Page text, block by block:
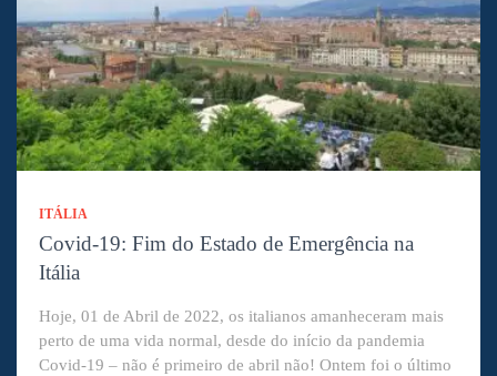
ITÁLIA
Covid-19: Fim do Estado de Emergência na
Itália
Hoje, 01 de Abril de 2022, os italianos amanheceram mais
perto de uma vida normal, desde do início da pandemia
Covid-19 – não é primeiro de abril não! Ontem foi o último